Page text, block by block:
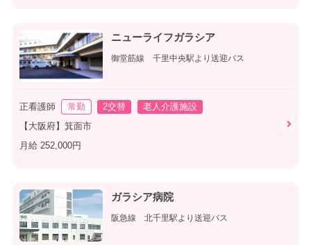
ニューライフガラシア
御堂筋線 千里中央駅より送迎バス
正看護師 常勤 2交替
老人介護施設
【大阪府】箕面市
月給 252,000円
ガラシア病院
阪急線 北千里駅より送迎バス